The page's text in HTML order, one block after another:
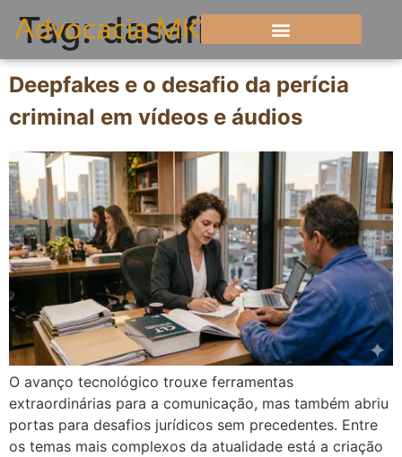
Tag:dasafio
Deepfakes e o desafio da perícia
criminal em vídeos e áudios
O avanço tecnológico trouxe ferramentas
extraordinárias para a comunicação, mas também abriu
portas para desafios jurídicos sem precedentes. Entre
os temas mais complexos da atualidade está a criação